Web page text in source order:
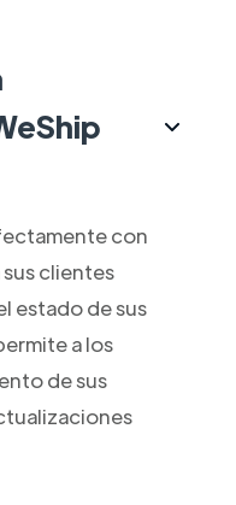
con
clientes
estado de sus
a los
de sus